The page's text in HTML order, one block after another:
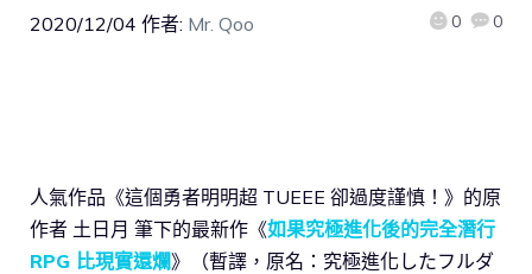
2020/12/04 作者: Mr. Qoo 0 0
人氣作品《這個勇者明明超 TUEEE 卻過度謹慎！》的原
作者 土日月 筆下的最新作《如果究極進化後的完全潛行
RPG 比現實還爛》（暫譯，原名：究極進化したフルダ